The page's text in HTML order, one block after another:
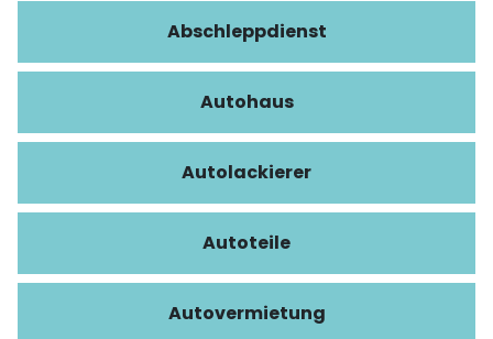
Abschleppdienst
Autohaus
Autolackierer
Autoteile
Autovermietung